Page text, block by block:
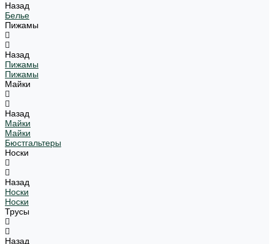
Назад
Белье
Пижамы
Назад
Пижамы
Пижамы
Майки
Назад
Майки
Майки
Бюстгальтеры
Носки
Назад
Носки
Носки
Трусы
Назад